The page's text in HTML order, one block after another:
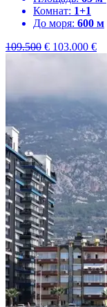
Комнат: 1+1
До моря: 600 м
109.500 € 103.000 €